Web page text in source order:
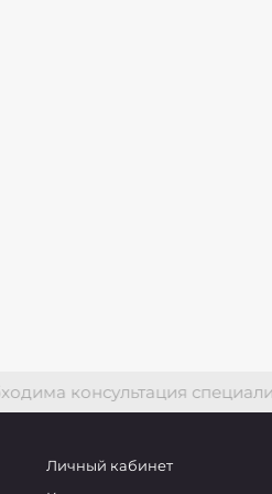
консультация специалиста
Личный кабинет